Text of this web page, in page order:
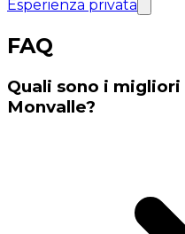
Esperienza privata
FAQ
Quali sono i
Monvalle?